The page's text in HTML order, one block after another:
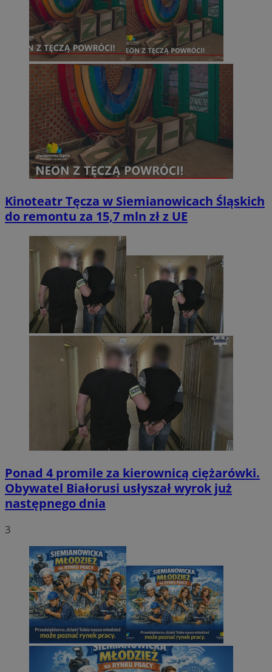
Kinoteatr Tęcza w Siemianowicach Śląskich
do remontu za 15,7 mln zł z UE
Ponad 4 promile za kierownicą ciężarówki.
Obywatel Białorusi usłyszał wyrok już
następnego dnia
3